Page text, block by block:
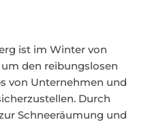
ist im Winter von
den reibungslosen
von Unternehmen und
Durch
Schneeräumung und